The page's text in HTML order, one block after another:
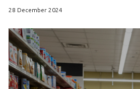
28 December 2024